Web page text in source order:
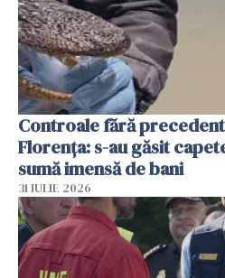
Controale fără
Florența: s-au găsit
sumă imensă de bani
31 IULIE 2026